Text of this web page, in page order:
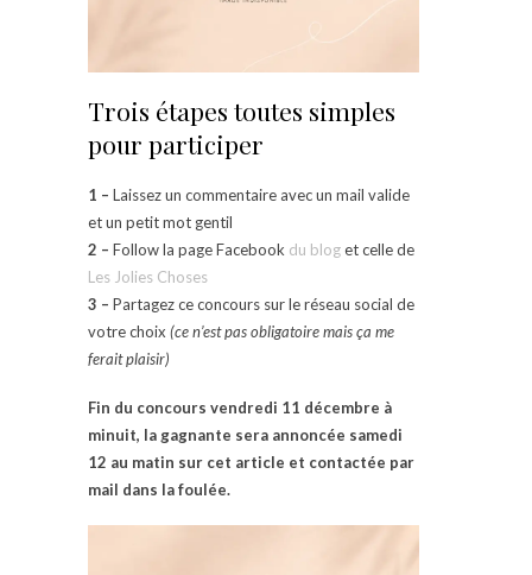
Trois étapes toutes simples
pour participer
1 – Laissez un commentaire avec un mail valide
et un petit mot gentil
2 – Follow la page Facebook du bloget celle de
Les Jolies Choses
3 – Partagez ce concours sur le réseau social de
votre choix (ce n’est pas obligatoire mais ça me
ferait plaisir)
Fin du concours vendredi 11 décembre à
minuit, la gagnante sera annoncée samedi
12 au matin sur cet article et contactée par
mail dans la foulée.